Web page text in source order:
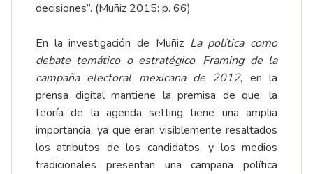
decisiones”. (Muñiz 2015: p. 66)
En la investigación de Muñiz La política como
debate temático o estratégico, Framing de la
campaña electoral mexicana de 2012, en la
prensa digital mantiene la premisa de que: la
teoría de la agenda setting tiene una amplia
importancia, ya que eran visiblemente resaltados
los atributos de los candidatos, y los medios
tradicionales presentan una campaña política